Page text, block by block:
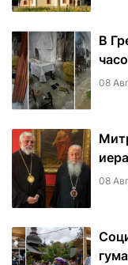
В
08
08